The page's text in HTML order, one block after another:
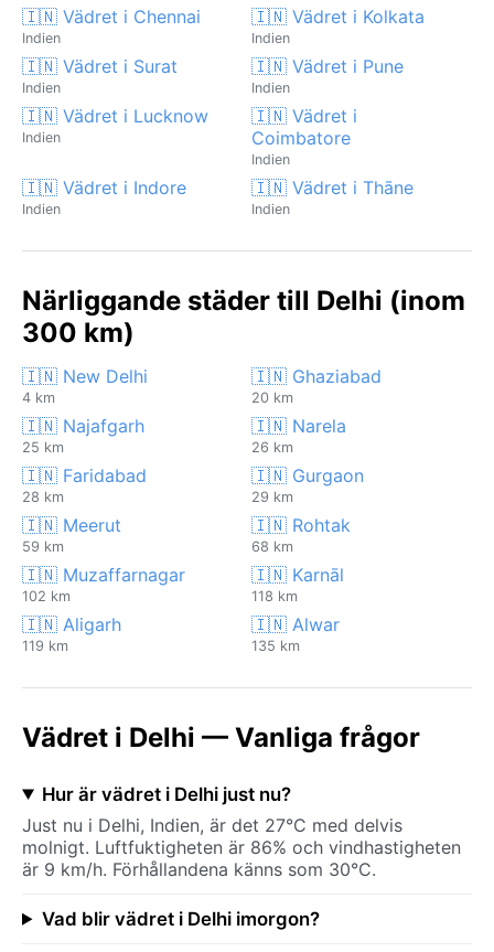
🇮🇳 Vädret i Chennai
Indien
🇮🇳 Vädret i Kolkata
Indien
🇮🇳 Vädret i Surat
Indien
🇮🇳 Vädret i Pune
Indien
🇮🇳 Vädret i Lucknow
Indien
🇮🇳 Vädret i
Coimbatore
Indien
🇮🇳 Vädret i Indore
Indien
🇮🇳 Vädret i Thāne
Indien
Närliggande städer till Delhi (inom
300 km)
🇮🇳 New Delhi
4 km
🇮🇳 Ghaziabad
20 km
🇮🇳 Najafgarh
25 km
🇮🇳 Narela
26 km
🇮🇳 Faridabad
28 km
🇮🇳 Gurgaon
29 km
🇮🇳 Meerut
59 km
🇮🇳 Rohtak
68 km
🇮🇳 Muzaffarnagar
102 km
🇮🇳 Karnāl
118 km
🇮🇳 Aligarh
119 km
🇮🇳 Alwar
135 km
Vädret i Delhi — Vanliga frågor
Hur är vädret i Delhi just nu?
Just nu i Delhi, Indien, är det 27°C med delvis
molnigt. Luftfuktigheten är 86% och vindhastigheten
är 9 km/h. Förhållandena känns som 30°C.
Vad blir vädret i Delhi imorgon?